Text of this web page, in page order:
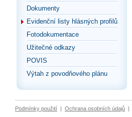
Dokumenty
Evidenční listy hlásných profilů
Fotodokumentace
Užitečné odkazy
POVIS
Výtah z povodňového plánu
Podmínky použití | Ochrana osobních údajů |